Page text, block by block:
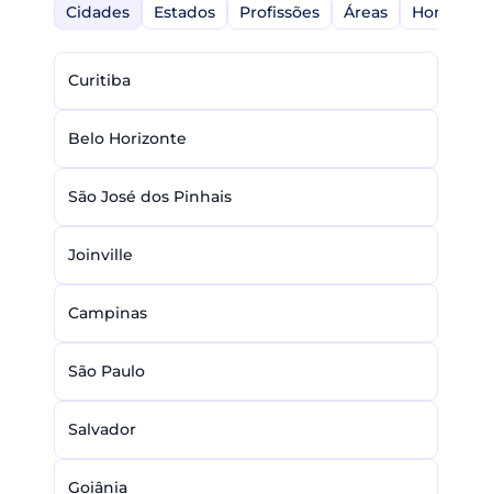
Cidades
Estados Profissões Áreas Home-
Curitiba
Belo Horizonte
São José dos Pinhais
Joinville
Campinas
São Paulo
Salvador
Goiânia